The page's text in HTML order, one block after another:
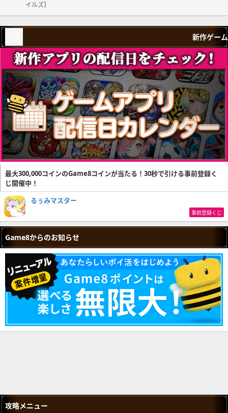
イルズ】
新作ゲーム
最大300,000コインのGame8コインが当たる！30秒で引ける事前登録く
じ開催中！
るぅみマスター
事前登録くじ
Game8からのお知らせ
攻略メニュー